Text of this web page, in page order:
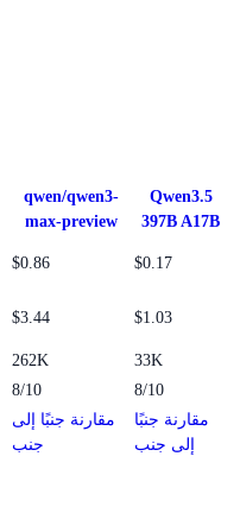
qwen/qwen3-
max-preview
Qwen3.5
397B A17B
$0.86 $0.17
$3.44 $1.03
262K
33K
8/10
8/10
مقارنة جنبًا إلى
جنب
مقارنة جنبًا
إلى جنب